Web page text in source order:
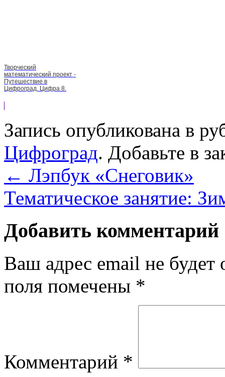
Творческий
математический проект -
Путешествие в
Цифроград. Цифра 8.
Запись опубликована в
Цифроград. Добавьте в
← Лэпбук «Снеговик»
Тематическое занятие:
Добавить комментарий
Ваш адрес email не будет
поля помечены *
Комментарий *